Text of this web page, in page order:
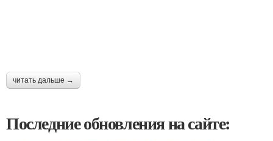
читать дальше →
Последние обновления на сайте: